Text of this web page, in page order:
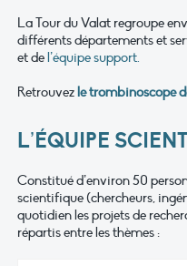
La Tour du Valat regroupe
différents départements et
et del’équipe support.
Retrouvez le trombinoscope
L’ÉQUIPE
Constitué d’environ 50
scientifique (chercheurs,
quotidien les projets de
répartis entre les thèmes :